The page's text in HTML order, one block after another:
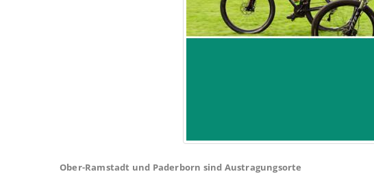
Ober-Ramstadt und Paderborn sind Austragungsorte